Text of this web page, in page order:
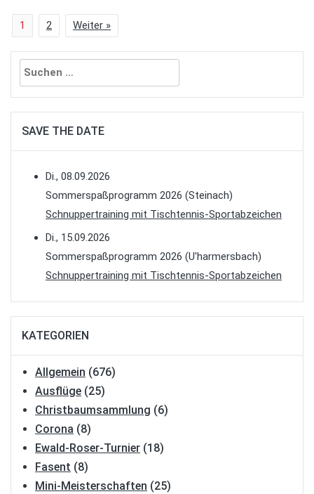
1 2 Weiter »
Suchen
nach:
SAVE THE DATE
Di., 08.09.2026
Sommerspaßprogramm 2026 (Steinach)
Schnuppertraining mit Tischtennis-Sportabzeichen
Di., 15.09.2026
Sommerspaßprogramm 2026 (U'harmersbach)
Schnuppertraining mit Tischtennis-Sportabzeichen
KATEGORIEN
Allgemein (676)
Ausflüge (25)
Christbaumsammlung (6)
Corona (8)
Ewald-Roser-Turnier (18)
Fasent (8)
Mini-Meisterschaften (25)